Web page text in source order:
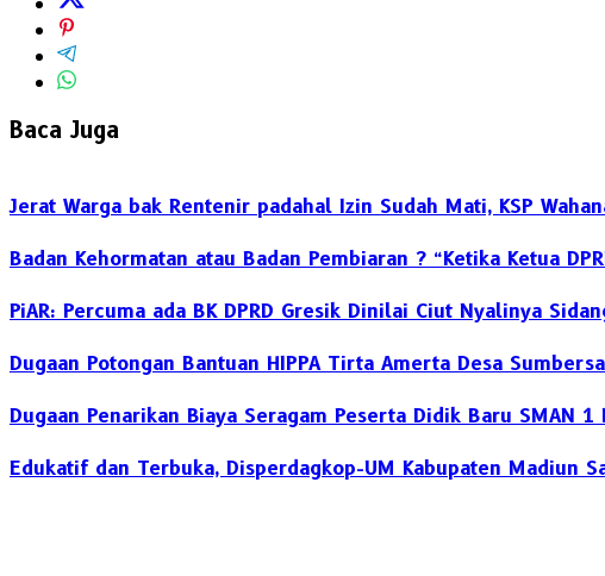
Baca Juga
Jerat Warga bak Rentenir padahal Izin Sudah Mati, KSP
Badan Kehormatan atau Badan Pembiaran ? “Ketika Ketua
PiAR: Percuma ada BK DPRD Gresik Dinilai Ciut Nyalinya
Dugaan Potongan Bantuan HIPPA Tirta Amerta Desa
Dugaan Penarikan Biaya Seragam Peserta Didik Baru SMAN
Edukatif dan Terbuka, Disperdagkop-UM Kabupaten Madiun